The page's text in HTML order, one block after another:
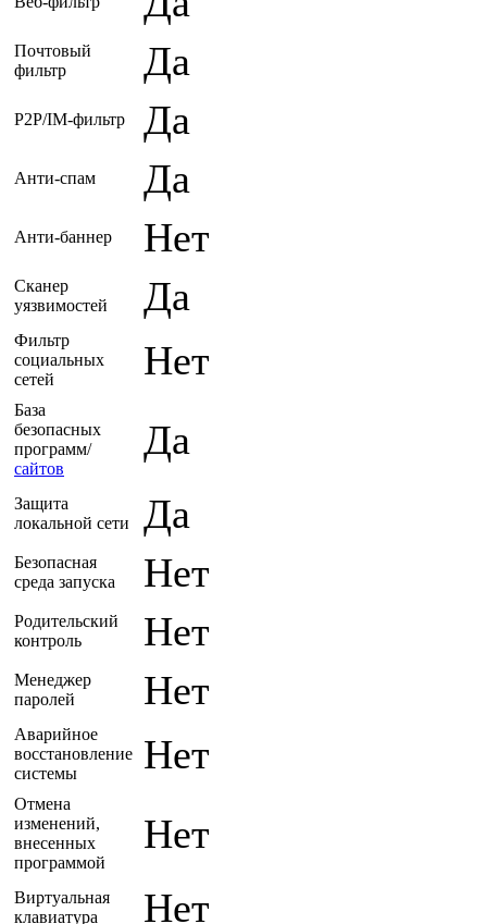
Почтовый
фильтр
Да
P2P/IM-фильтр Да
Анти-спам Да
Анти-баннер Нет
Сканер
уязвимостей
Да
Фильтр
социальных
сетей
Нет
База
безопасных
программ/
сайтов
Да
Защита
локальной сети
Да
Безопасная
среда запуска
Нет
Родительский
контроль
Нет
Менеджер
паролей
Нет
Аварийное
восстановление
системы
Нет
Отмена
изменений,
внесенных
программой
Нет
Виртуальная
клавиатура
Нет